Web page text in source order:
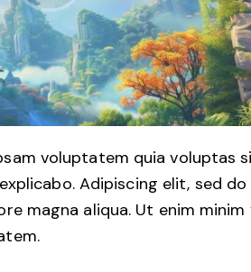
voluptatem quia voluptas
Adipiscing elit, sed do
magna aliqua. Ut enim minim